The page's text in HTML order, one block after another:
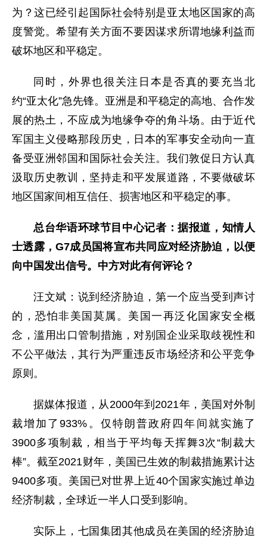
为？这已经引起国际社会特别是亚太地区国家的高
度警觉。希望有关方面不要因谋求所谓地缘利益而
破坏地区和平稳定。
同时，外界也很关注日本是否真的要充当北
约“亚太化”急先锋。亚洲是和平稳定的高地、合作发
展的热土，不应成为地缘争夺的角斗场。由于近代
军国主义侵略那段历史，日本的军事安全动向一直
备受亚洲邻国和国际社会关注。我们敦促日方认真
汲取历史教训，坚持走和平发展道路，不要做破坏
地区国家间相互信任、损害地区和平稳定的事。
总台华语环球节目中心记者：据报道，知情人
士透露，G7成员国将宣布共同应对经济胁迫，以便
向中国发出信号。中方对此有何评论？
汪文斌：说到经济胁迫，第一个应当受到声讨
的，恐怕非美国莫属。美国一再泛化国家安全概
念，滥用出口管制措施，对别国企业采取歧视性和
不公平做法，其行为严重违反市场经济和公平竞争
原则。
据媒体报道，从2000年到2021年，美国对外制
裁增加了933%。仅特朗普政府四年间就实施了
3900多项制裁，相当于平均每天挥舞3次“制裁大
棒”。截至2021财年，美国已生效的制裁措施累计达
9400多项。美国已对世界上近40个国家实施过单边
经济制裁，全球近一半人口受到影响。
实际上，七国集团其他成员在美国的经济胁迫